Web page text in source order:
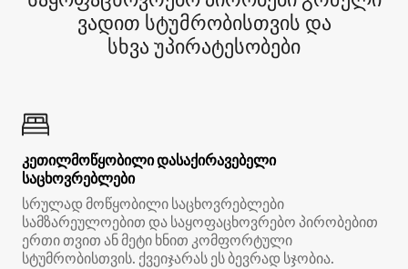
ვადით სტუმრობისთვის და
სხვა უპირატესობები
კეთილმოწყობილი დასაქირავებელი
საცხოვრებლები
სრულად მოწყობილი საცხოვრებლები
სამზარეულოებით და საყოფაცხოვრებო პირობებით
ერთი თვით ან მეტი ხნით კომფორტული
სტუმრობისთვის. ქვეიჯარას ეს ბევრად სჯობია.